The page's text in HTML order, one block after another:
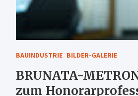
BAUINDUSTRIE BILDER-GALERIE
BRUNATA-
zum